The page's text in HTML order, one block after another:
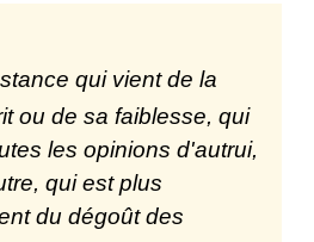
qui vient de la
ou de sa faiblesse, qui
les opinions d'autrui,
qui est plus
du dégoût des